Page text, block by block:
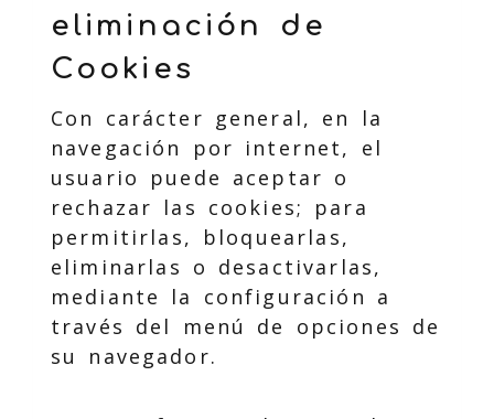
eliminación de
Cookies
Con carácter general, en la
navegación por internet, el
usuario puede aceptar o
rechazar las cookies; para
permitirlas, bloquearlas,
eliminarlas o desactivarlas,
mediante la configuración a
través del menú de opciones de
su navegador.